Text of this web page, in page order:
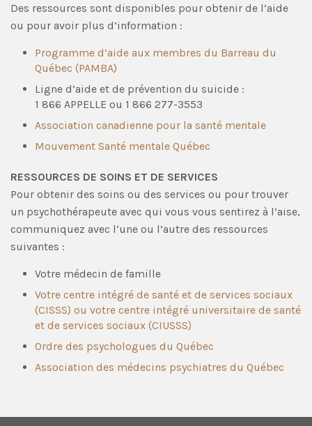
Des ressources sont disponibles pour obtenir de l’aide
ou pour avoir plus d’information :
Programme d’aide aux membres du Barreau du
Québec (PAMBA)
Ligne d’aide et de prévention du suicide :
1 866 APPELLE ou 1 866 277-3553
Association canadienne pour la santé mentale
Mouvement Santé mentale Québec
RESSOURCES DE SOINS ET DE SERVICES
Pour obtenir des soins ou des services ou pour trouver
un psychothérapeute avec qui vous vous sentirez à l’aise,
communiquez avec l’une ou l’autre des ressources
suivantes :
Votre médecin de famille
Votre centre intégré de santé et de services sociaux
(CISSS) ou votre centre intégré universitaire de santé
et de services sociaux (CIUSSS)
Ordre des psychologues du Québec
Association des médecins psychiatres du Québec